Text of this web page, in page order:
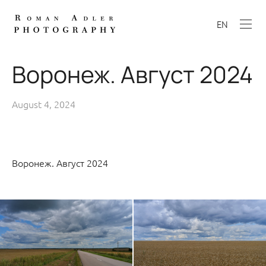
EN
Воронеж. Август 2024
August 4, 2024
Воронеж. Август 2024